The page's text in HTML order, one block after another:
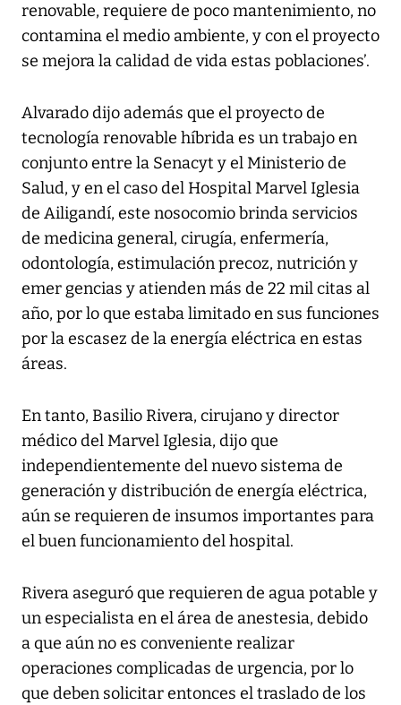
renovable, requiere de poco mantenimiento, no
contamina el medio ambiente, y con el proyecto
se mejora la calidad de vida estas poblaciones’.
Alvarado dijo además que el proyecto de
tecnología renovable híbrida es un trabajo en
conjunto entre la Senacyt y el Ministerio de
Salud, y en el caso del Hospital Marvel Iglesia
de Ailigandí, este nosocomio brinda servicios
de medicina general, cirugía, enfermería,
odontología, estimulación precoz, nutrición y
emer gencias y atienden más de 22 mil citas al
año, por lo que estaba limitado en sus funciones
por la escasez de la energía eléctrica en estas
áreas.
En tanto, Basilio Rivera, cirujano y director
médico del Marvel Iglesia, dijo que
independientemente del nuevo sistema de
generación y distribución de energía eléctrica,
aún se requieren de insumos importantes para
el buen funcionamiento del hospital.
Rivera aseguró que requieren de agua potable y
un especialista en el área de anestesia, debido
a que aún no es conveniente realizar
operaciones complicadas de urgencia, por lo
que deben solicitar entonces el traslado de los